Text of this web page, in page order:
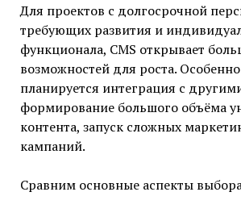
Для проектов с долгосрочной
требующих развития и
функционала, CMS открывает
возможностей для роста.
планируется интеграция с
формирование большого объёма
контента, запуск сложных
кампаний.
Сравним основные аспекты